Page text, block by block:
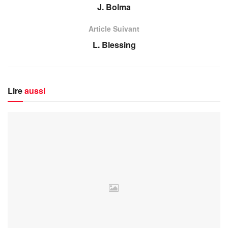
J. Bolma
Article Suivant
L. Blessing
Lireaussi